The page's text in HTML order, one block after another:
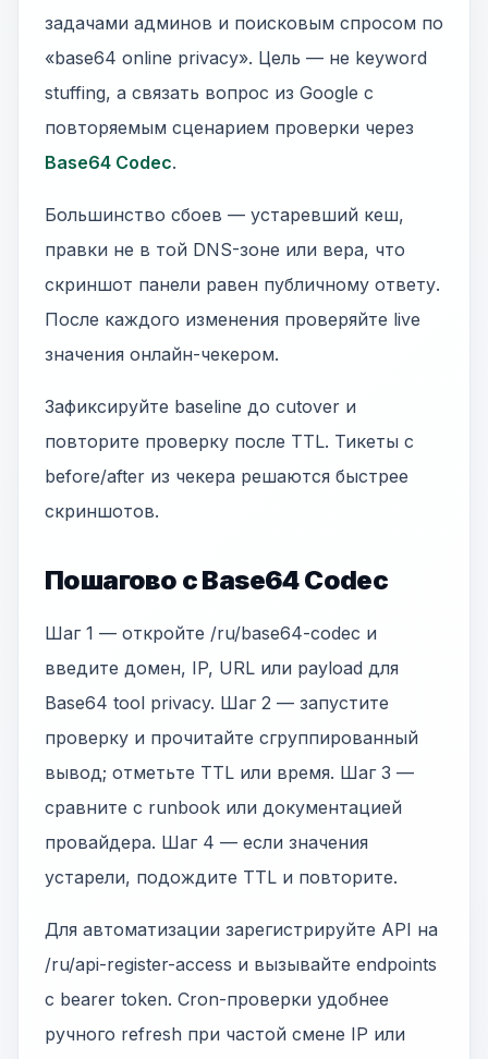
задачами админов и поисковым спросом по
«base64 online privacy». Цель — не keyword
stuffing, а связать вопрос из Google с
повторяемым сценарием проверки через
Base64 Codec.
Большинство сбоев — устаревший кеш,
правки не в той DNS-зоне или вера, что
скриншот панели равен публичному ответу.
После каждого изменения проверяйте live
значения онлайн-чекером.
Зафиксируйте baseline до cutover и
повторите проверку после TTL. Тикеты с
before/after из чекера решаются быстрее
скриншотов.
Пошагово с Base64 Codec
Шаг 1 — откройте /ru/base64-codec и
введите домен, IP, URL или payload для
Base64 tool privacy. Шаг 2 — запустите
проверку и прочитайте сгруппированный
вывод; отметьте TTL или время. Шаг 3 —
сравните с runbook или документацией
провайдера. Шаг 4 — если значения
устарели, подождите TTL и повторите.
Для автоматизации зарегистрируйте API на
/ru/api-register-access и вызывайте endpoints
с bearer token. Cron-проверки удобнее
ручного refresh при частой смене IP или